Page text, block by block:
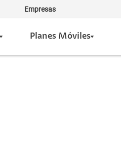
Empresas
Planes Móviles